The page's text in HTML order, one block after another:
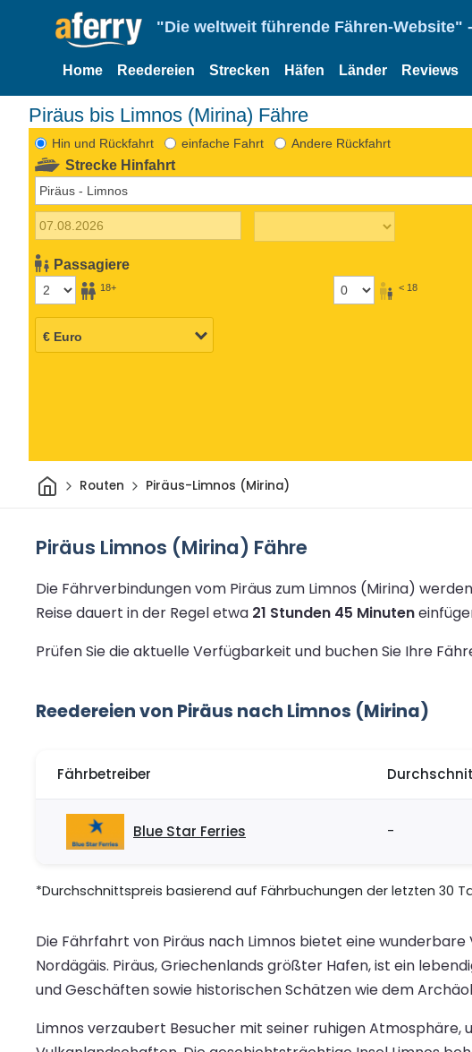
"Die weltweit führende Fähren-Website"
Home Reedereien Strecken Häfen Länder Reviews
Piräus bis Limnos (Mirina) Fähre
Hin und Rückfahrt einfache Fahrt Andere Rückfahrt
Strecke Hinfahrt
Passagiere
18+ < 18
HeimRouten Piräus-Limnos (Mirina)
Piräus Limnos (Mirina) Fähre
Die Fährverbindungen vom Piräus zum Limnos (Mirina)
Reise dauert in der Regel etwa 21 Stunden 45 Minuten
Prüfen Sie die aktuelle Verfügbarkeit und buchen Sie Ihre
Reedereien von Piräus nach Limnos (Mirina)
Fährbetreiber
Blue Star Ferries -
*Durchschnittspreis basierend auf Fährbuchungen der letzten 30
Die Fährfahrt von Piräus nach Limnos bietet eine
Nordägäis. Piräus, Griechenlands größter Hafen, ist ein
und Geschäften sowie historischen Schätzen wie dem
Limnos verzaubert Besucher mit seiner ruhigen